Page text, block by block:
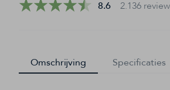
het
afbeeldingen-
8.6 2.136
Omschrijving Specificaties